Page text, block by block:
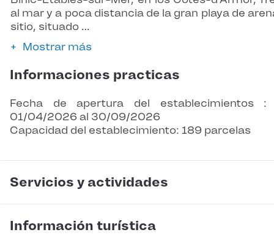
al mar y a poca distancia de la gran playa de
sitio, situado …
Mostrar más
Informaciones practicas
Fecha de apertura del establecimientos :
01/04/2026 al 30/09/2026
Capacidad del establecimiento: 189 parcelas
Servicios y actividades
Información turística